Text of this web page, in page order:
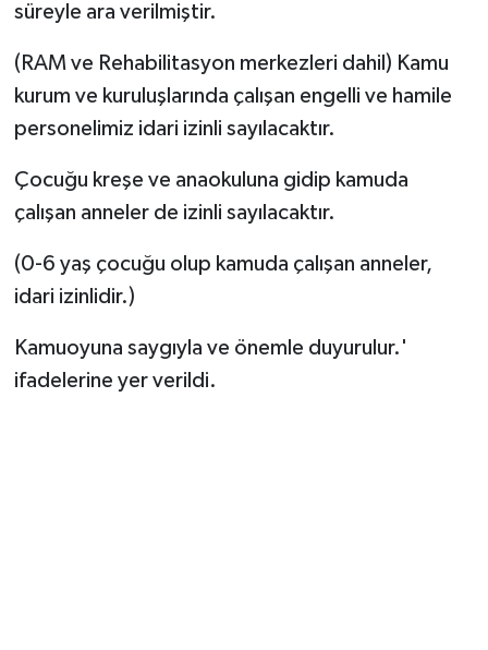
süreyle ara verilmiştir.
(RAM ve Rehabilitasyon merkezleri dahil) Kamu
kurum ve kuruluşlarında çalışan engelli ve hamile
personelimiz idari izinli sayılacaktır.
Çocuğu kreşe ve anaokuluna gidip kamuda
çalışan anneler de izinli sayılacaktır.
(0-6 yaş çocuğu olup kamuda çalışan anneler,
idari izinlidir.)
Kamuoyuna saygıyla ve önemle duyurulur.'
ifadelerine yer verildi.